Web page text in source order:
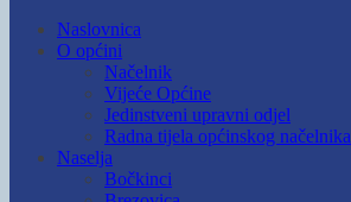
Naslovnica
O općini
Načelnik
Vijeće Općine
Jedinstveni upravni odjel
Radna tijela općinskog načelnika
Naselja
Bočkinci